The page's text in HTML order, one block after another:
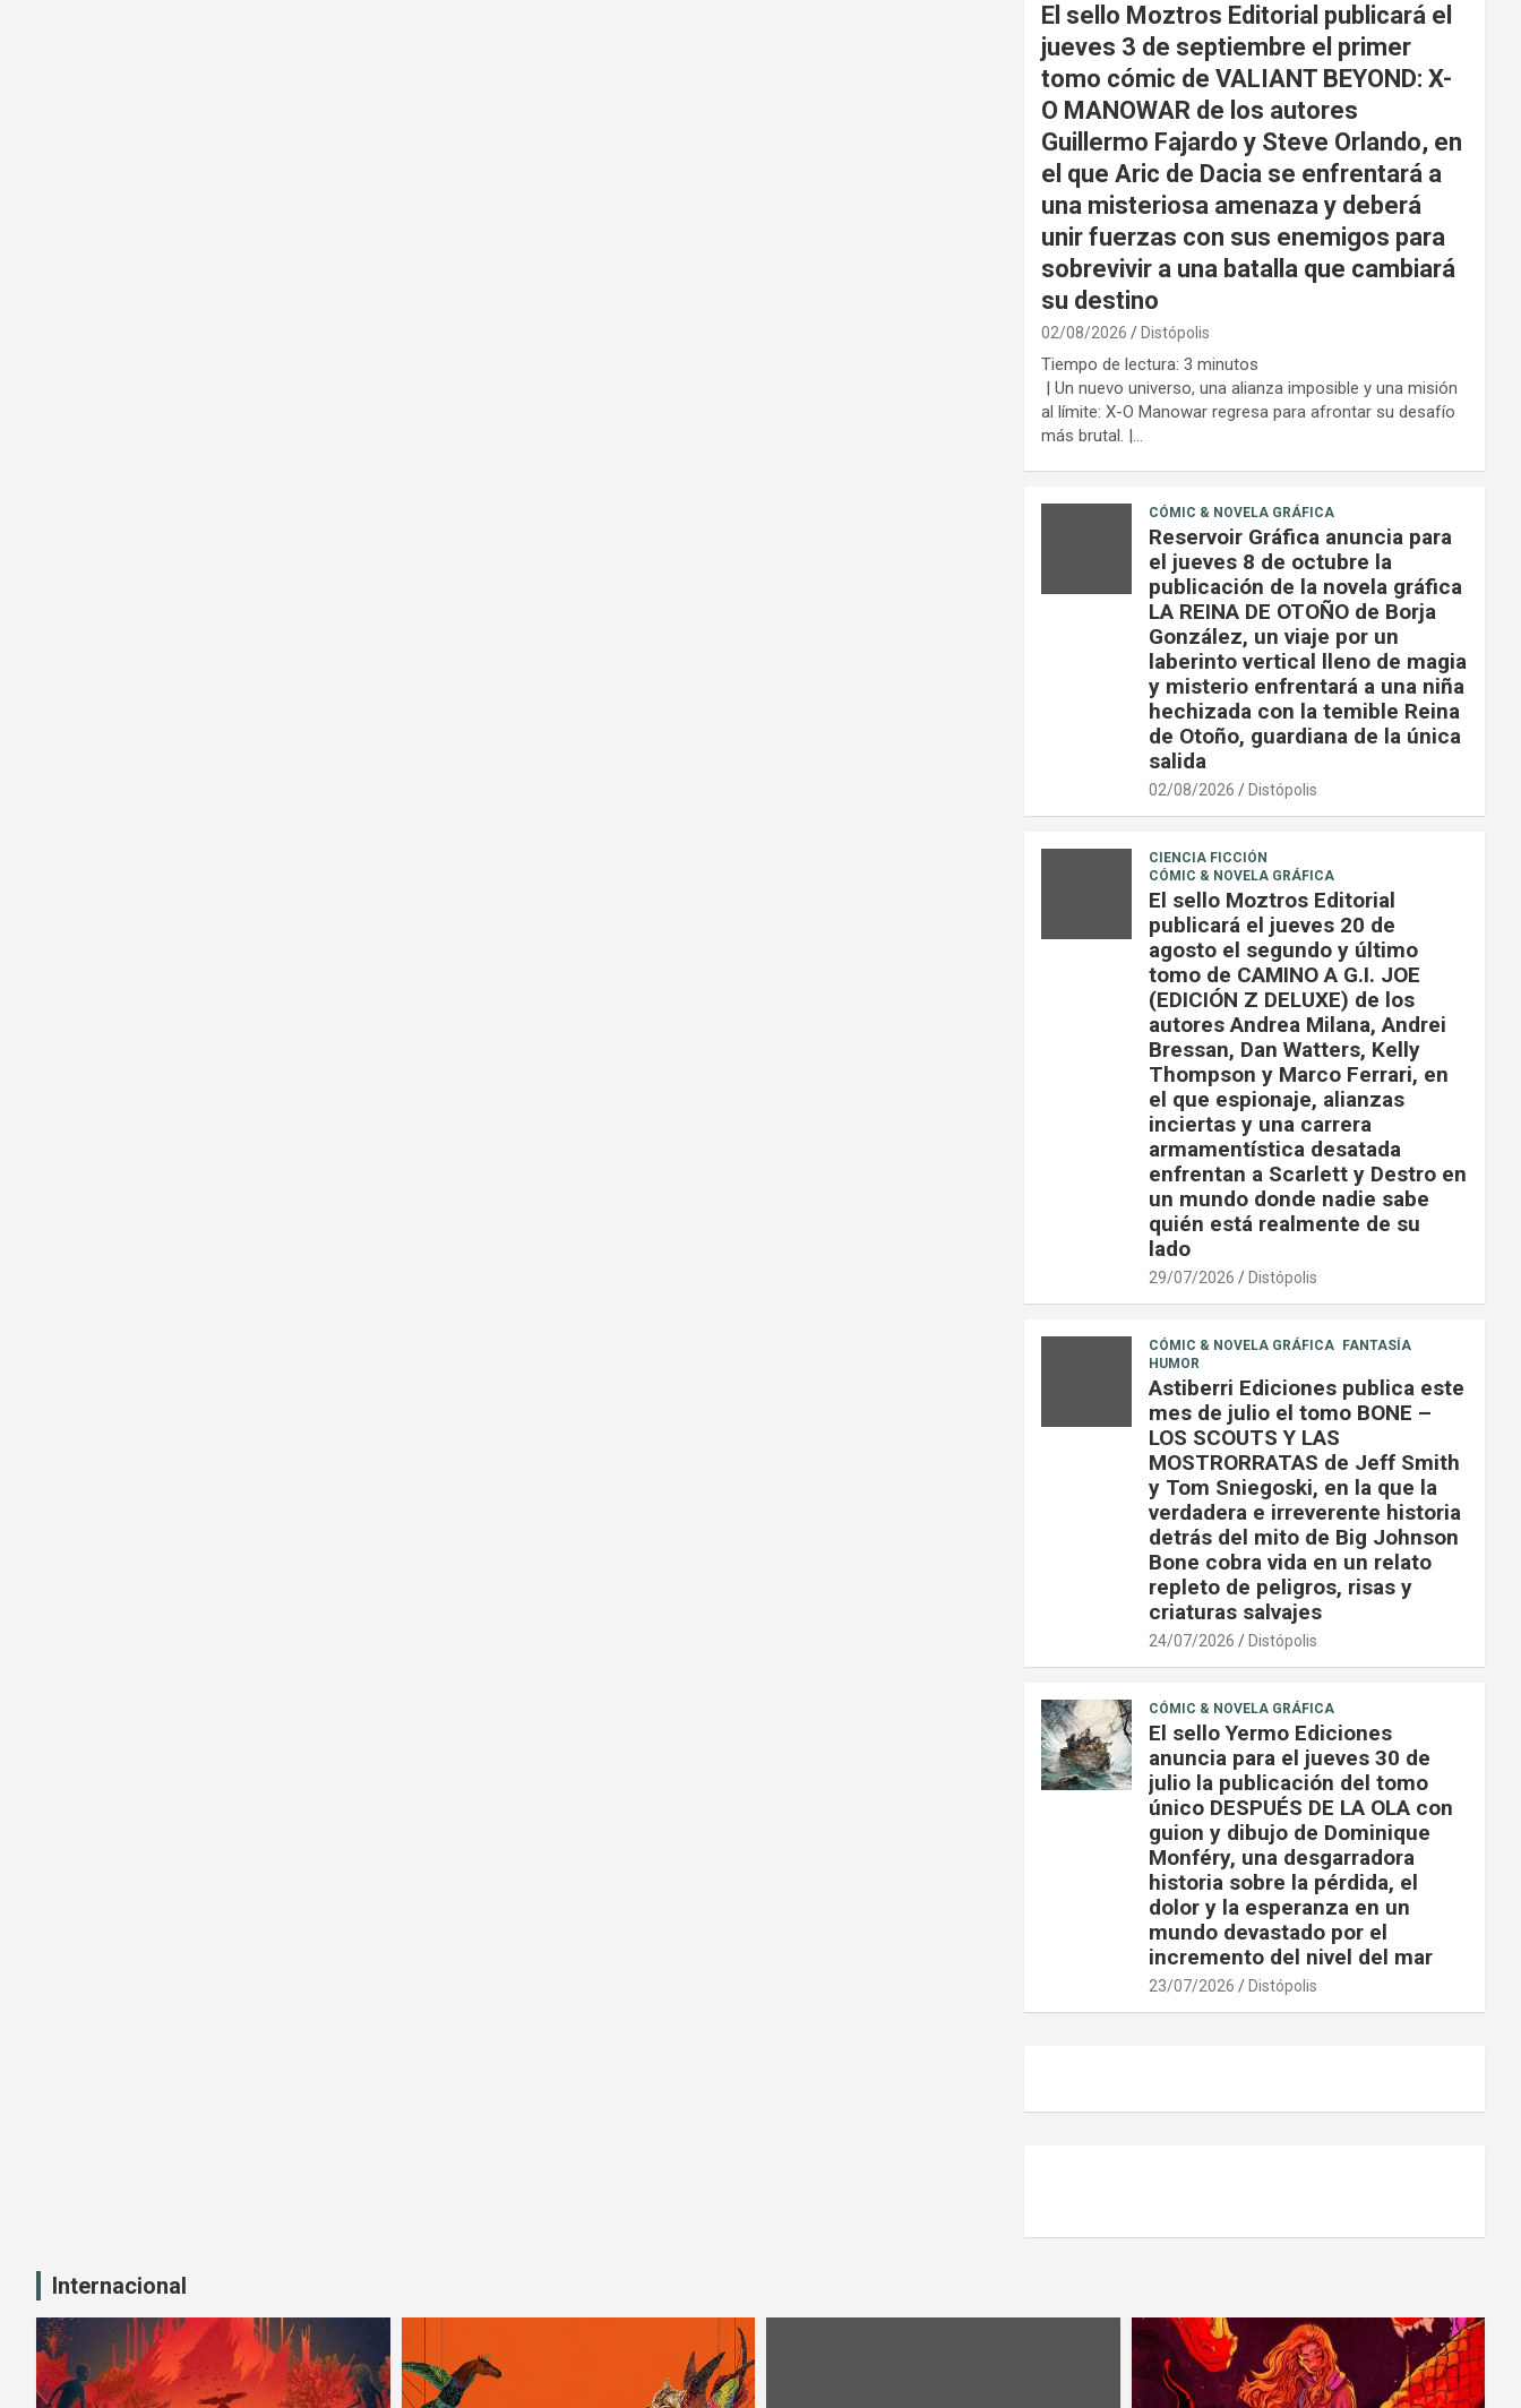
El sello Moztros Editorial publicará el
jueves 3 de septiembre el primer
tomo cómic de VALIANT BEYOND: X-
O MANOWAR de los autores
Guillermo Fajardo y Steve Orlando, en
el que Aric de Dacia se enfrentará a
una misteriosa amenaza y deberá
unir fuerzas con sus enemigos para
sobrevivir a una batalla que cambiará
su destino
02/08/2026 Distópolis
Tiempo de lectura: 3 minutos
| Un nuevo universo, una alianza imposible y una misión
al límite: X-O Manowar regresa para afrontar su desafío
más brutal. |…
CÓMIC & NOVELA GRÁFICA
Reservoir Gráfica anuncia para
el jueves 8 de octubre la
publicación de la novela gráfica
LA REINA DE OTOÑO de Borja
González, un viaje por un
laberinto vertical lleno de magia
y misterio enfrentará a una niña
hechizada con la temible Reina
de Otoño, guardiana de la única
salida
02/08/2026 Distópolis
CIENCIA FICCIÓN
CÓMIC & NOVELA GRÁFICA
El sello Moztros Editorial
publicará el jueves 20 de
agosto el segundo y último
tomo de CAMINO A G.I. JOE
(EDICIÓN Z DELUXE) de los
autores Andrea Milana, Andrei
Bressan, Dan Watters, Kelly
Thompson y Marco Ferrari, en
el que espionaje, alianzas
inciertas y una carrera
armamentística desatada
enfrentan a Scarlett y Destro en
un mundo donde nadie sabe
quién está realmente de su
lado
29/07/2026 Distópolis
CÓMIC & NOVELA GRÁFICA
FANTASÍA
HUMOR
Astiberri Ediciones publica este
mes de julio el tomo BONE –
LOS SCOUTS Y LAS
MOSTRORRATAS de Jeff Smith
y Tom Sniegoski, en la que la
verdadera e irreverente historia
detrás del mito de Big Johnson
Bone cobra vida en un relato
repleto de peligros, risas y
criaturas salvajes
24/07/2026 Distópolis
CÓMIC & NOVELA GRÁFICA
El sello Yermo Ediciones
anuncia para el jueves 30 de
julio la publicación del tomo
único DESPUÉS DE LA OLA con
guion y dibujo de Dominique
Monféry, una desgarradora
historia sobre la pérdida, el
dolor y la esperanza en un
mundo devastado por el
incremento del nivel del mar
23/07/2026 Distópolis
Internacional